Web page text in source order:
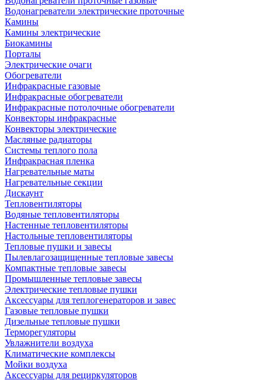
Водонагреватели электрические проточные
Камины
Камины электрические
Биокамины
Порталы
Электрические очаги
Обогреватели
Инфракрасные газовые
Инфракрасные обогреватели
Инфракрасные потолочные обогреватели
Конвекторы инфракрасные
Конвекторы электрические
Масляные радиаторы
Системы теплого пола
Инфракрасная пленка
Нагревательные маты
Нагревательные секции
Дискаунт
Тепловентиляторы
Водяные тепловентиляторы
Настенные тепловентиляторы
Настольные тепловентиляторы
Тепловые пушки и завесы
Пылевлагозащищенные тепловые завесы
Компактные тепловые завесы
Промышленные тепловые завесы
Электрические тепловые пушки
Аксессуары для теплогенераторов и завес
Газовые тепловые пушки
Дизельные тепловые пушки
Терморегуляторы
Увлажнители воздуха
Климатические комплексы
Мойки воздуха
Аксессуары для рециркуляторов